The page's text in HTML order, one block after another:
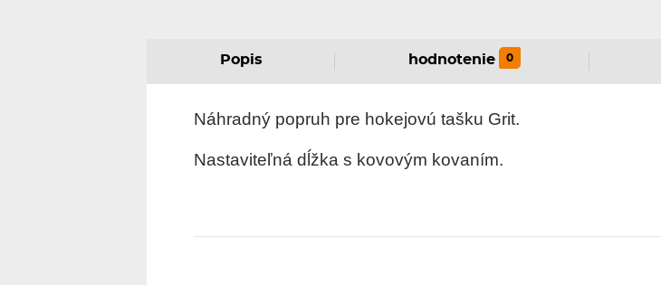
Popis hodnotenie 0
Náhradný popruh pre hokejovú tašku Grit.
Nastaviteľná dĺžka s kovovým kovaním.